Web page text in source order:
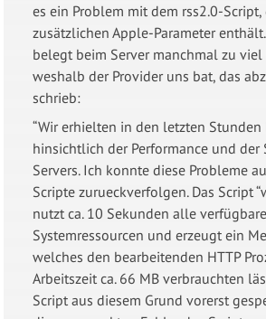
es ein Problem mit dem rss2.0-Script,
zusätzlichen Apple-Parameter
belegt beim Server manchmal zu viel
weshalb der Provider uns bat, das
schrieb:
“Wir erhielten in den letzten Stunden
hinsichtlich der Performance und der
Servers. Ich konnte diese Probleme
Scripte zurueckverfolgen. Das Script
nutzt ca. 10 Sekunden alle
Systemressourcen und erzeugt ein
welches den bearbeitenden HTTP
Arbeitszeit ca. 66 MB verbrauchten
Script aus diesem Grund vorerst